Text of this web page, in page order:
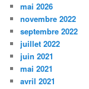
mai 2026
novembre 2022
septembre 2022
juillet 2022
juin 2021
mai 2021
avril 2021